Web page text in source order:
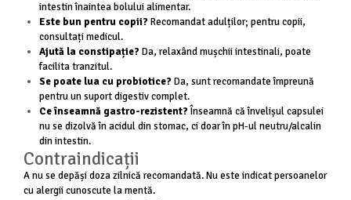
intestin înaintea bolului alimentar.
Este bun pentru copii? Recomandat adulților; pentru copii,
consultați medicul.
Ajută la constipație? Da, relaxând mușchii intestinali, poate
facilita tranzitul.
Se poate lua cu probiotice? Da, sunt recomandate împreună
pentru un suport digestiv complet.
Ce înseamnă gastro-rezistent? Înseamnă că învelișul capsulei
nu se dizolvă în acidul din stomac, ci doar în pH-ul neutru/alcalin
din intestin.
Contraindicații
A nu se depăși doza zilnică recomandată. Nu este indicat persoanelor
cu alergii cunoscute la mentă.